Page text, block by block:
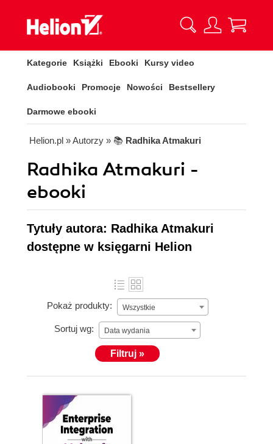
Kategorie Książki Ebooki Kursy video
Audiobooki Promocje Nowości Bestsellery
Darmowe ebooki
Helion.pl » Autorzy » 📚 Radhika Atmakuri
Radhika Atmakuri -
ebooki
Tytuły autora: Radhika Atmakuri
dostępne w księgarni Helion
Pokaż produkty: Wszystkie
Sortuj wg: Data wydania
Filtruj »